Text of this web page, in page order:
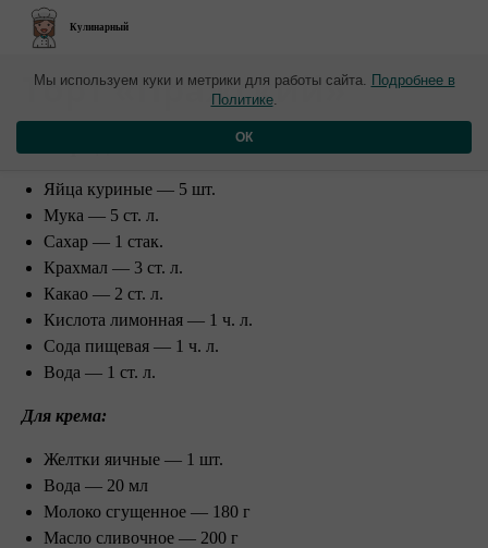
Кулинарный
​Торт «Пражский»
Яйца куриные — 5 шт.
Мука — 5 ст. л.
Сахар — 1 стак.
Крахмал — 3 ст. л.
Какао — 2 ст. л.
Кислота лимонная — 1 ч. л.
Сода пищевая — 1 ч. л.
Вода — 1 ст. л.
Для крема:
Желтки яичные — 1 шт.
Вода — 20 мл
Молоко сгущенное — 180 г
Масло сливочное — 200 г
Мы используем куки и метрики для работы сайта. Подробнее в
Политике.
ОК